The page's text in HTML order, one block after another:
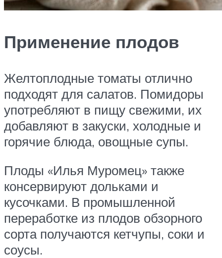
Применение плодов
Желтоплодные томаты отлично
подходят для салатов. Помидоры
употребляют в пищу свежими, их
добавляют в закуски, холодные и
горячие блюда, овощные супы.
Плоды «Илья Муромец» также
консервируют дольками и
кусочками. В промышленной
переработке из плодов обзорного
сорта получаются кетчупы, соки и
соусы.